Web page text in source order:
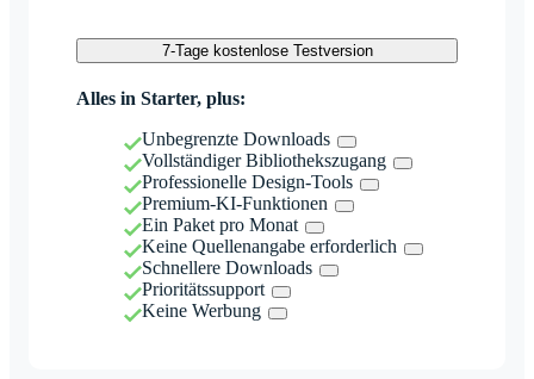
7-Tage kostenlose Testversion
Alles in Starter, plus:
Unbegrenzte Downloads
Vollständiger Bibliothekszugang
Professionelle Design-Tools
Premium-KI-Funktionen
Ein Paket pro Monat
Keine Quellenangabe erforderlich
Schnellere Downloads
Prioritätssupport
Keine Werbung